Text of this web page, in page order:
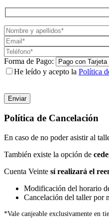
Forma de Pago:
He leído y acepto la Política
Política de Cancelación
En caso de no poder asistir al
También existe la opción de
Cuenta Veinte sí realizará el
Modificación del horario
Cancelación del taller por
*Vale canjeable exclusivamente en